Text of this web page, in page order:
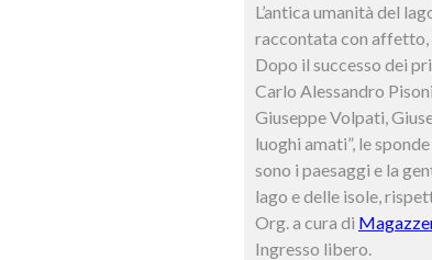
L’antica umanità del
raccontata con affetto,
Dopo il successo dei
Carlo Alessandro
Giuseppe Volpati,
luoghi amati”, le
sono i paesaggi e la
lago e delle isole,
Org. a cura di
Ingresso libero.